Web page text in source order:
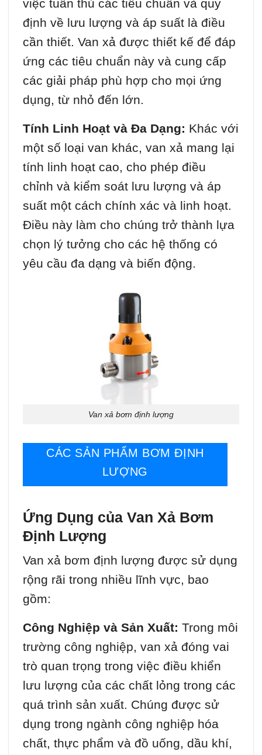
việc tuân thủ các tiêu chuẩn và quy
định về lưu lượng và áp suất là điều
cần thiết. Van xả được thiết kế để đáp
ứng các tiêu chuẩn này và cung cấp
các giải pháp phù hợp cho mọi ứng
dụng, từ nhỏ đến lớn.
Tính Linh Hoạt và Đa Dạng: Khác với
một số loại van khác, van xả mang lại
tính linh hoạt cao, cho phép điều
chỉnh và kiểm soát lưu lượng và áp
suất một cách chính xác và linh hoạt.
Điều này làm cho chúng trở thành lựa
chọn lý tưởng cho các hệ thống có
yêu cầu đa dạng và biến động.
Van xả bơm định lượng
CÁC SẢN PHẨM BƠM ĐỊNH
LƯỢNG
Ứng Dụng của Van Xả Bơm
Định Lượng
Van xả bơm định lượng được sử dụng
rộng rãi trong nhiều lĩnh vực, bao
gồm:
Công Nghiệp và Sản Xuất: Trong môi
trường công nghiệp, van xả đóng vai
trò quan trọng trong việc điều khiển
lưu lượng của các chất lỏng trong các
quá trình sản xuất. Chúng được sử
dụng trong ngành công nghiệp hóa
chất, thực phẩm và đồ uống, dầu khí,